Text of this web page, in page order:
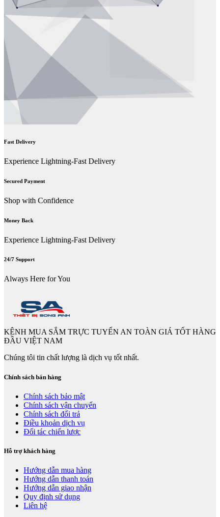
Fast Delivery
Experience Lightning-Fast Delivery
Secured Payment
Shop with Confidence
Money Back
Experience Lightning-Fast Delivery
24/7 Support
Always Here for You
KÊNH MUA SẮM TRỰC TUYẾN AN TOÀN GIÁ TỐT HÀNG
ĐẦU VIỆT NAM
Chúng tôi tin chất lượng là dịch vụ tốt nhất.
Chính sách bán hàng
Chính sách bảo mật
Chính sách vận chuyển
Chính sách đổi trả
Điều khoản dịch vụ
Đối tác chiến lược
Hỗ trợ khách hàng
Hướng dẫn mua hàng
Hướng dẫn thanh toán
Hướng dẫn giao nhận
Quy định sử dụng
Liên hệ